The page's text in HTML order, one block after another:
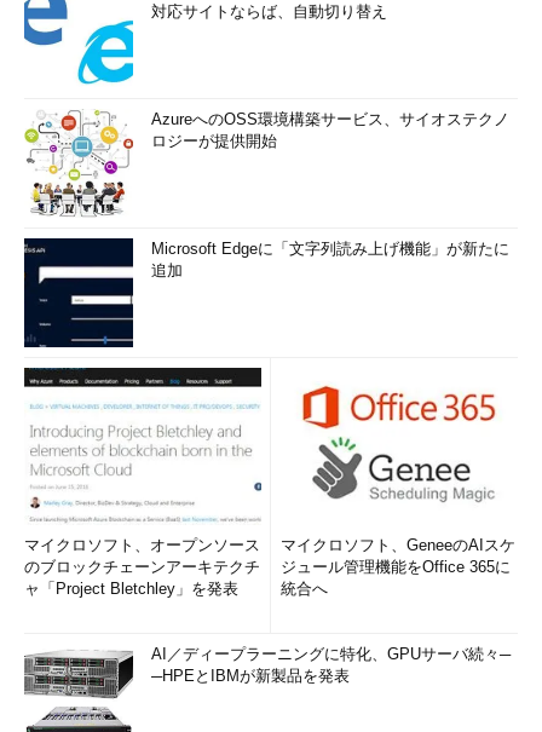
対応サイトならば、自動切り替え
AzureへのOSS環境構築サービス、サイオステクノ
ロジーが提供開始
Microsoft Edgeに「文字列読み上げ機能」が新たに
追加
マイクロソフト、オープンソース
のブロックチェーンアーキテクチ
ャ「Project Bletchley」を発表
マイクロソフト、GeneeのAIスケ
ジュール管理機能をOffice 365に
統合へ
AI／ディープラーニングに特化、GPUサーバ続々─
─HPEとIBMが新製品を発表